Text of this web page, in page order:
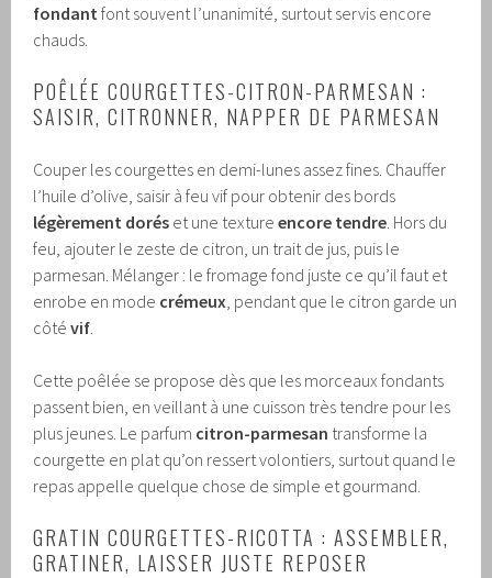
fondant font souvent l’unanimité, surtout servis encore
chauds.
POÊLÉE COURGETTES-CITRON-PARMESAN :
SAISIR, CITRONNER, NAPPER DE PARMESAN
Couper les courgettes en demi-lunes assez fines. Chauffer
l’huile d’olive, saisir à feu vif pour obtenir des bords
légèrement dorés et une textureencore tendre . Hors du
feu, ajouter le zeste de citron, un trait de jus, puis le
parmesan. Mélanger : le fromage fond juste ce qu’il faut et
enrobe en mode crémeux , pendant que le citron garde un
côtévif
Cette poêlée se propose dès que les morceaux fondants
passent bien, en veillant à une cuisson très tendre pour les
plus jeunes. Le parfum citron-parmesan transforme la
courgette en plat qu’on ressert volontiers, surtout quand le
repas appelle quelque chose de simple et gourmand.
GRATIN COURGETTES-RICOTTA : ASSEMBLER,
GRATINER, LAISSER JUSTE REPOSER